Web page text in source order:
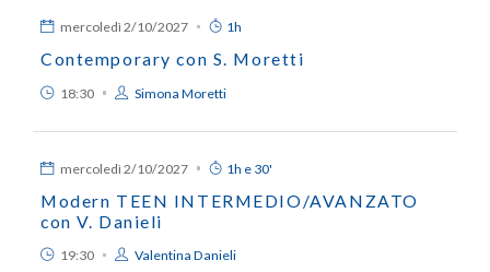
mercoledì 2/10/2027 1h
Contemporary con S. Moretti
18:30 Simona Moretti
mercoledì 2/10/2027 1h e 30'
Modern TEEN INTERMEDIO/AVANZATO
con V. Danieli
19:30 Valentina Danieli